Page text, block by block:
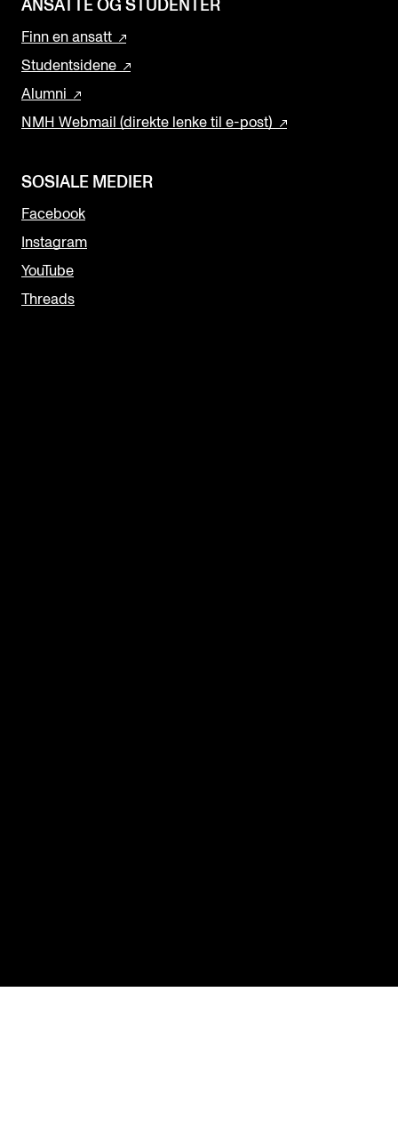
ANSATTE OG STUDENTER
Finn en ansatt
Studentsidene
Alumni
NMH Webmail (direkte lenke til e-post)
SOSIALE MEDIER
Facebook
Instagram
YouTube
Threads